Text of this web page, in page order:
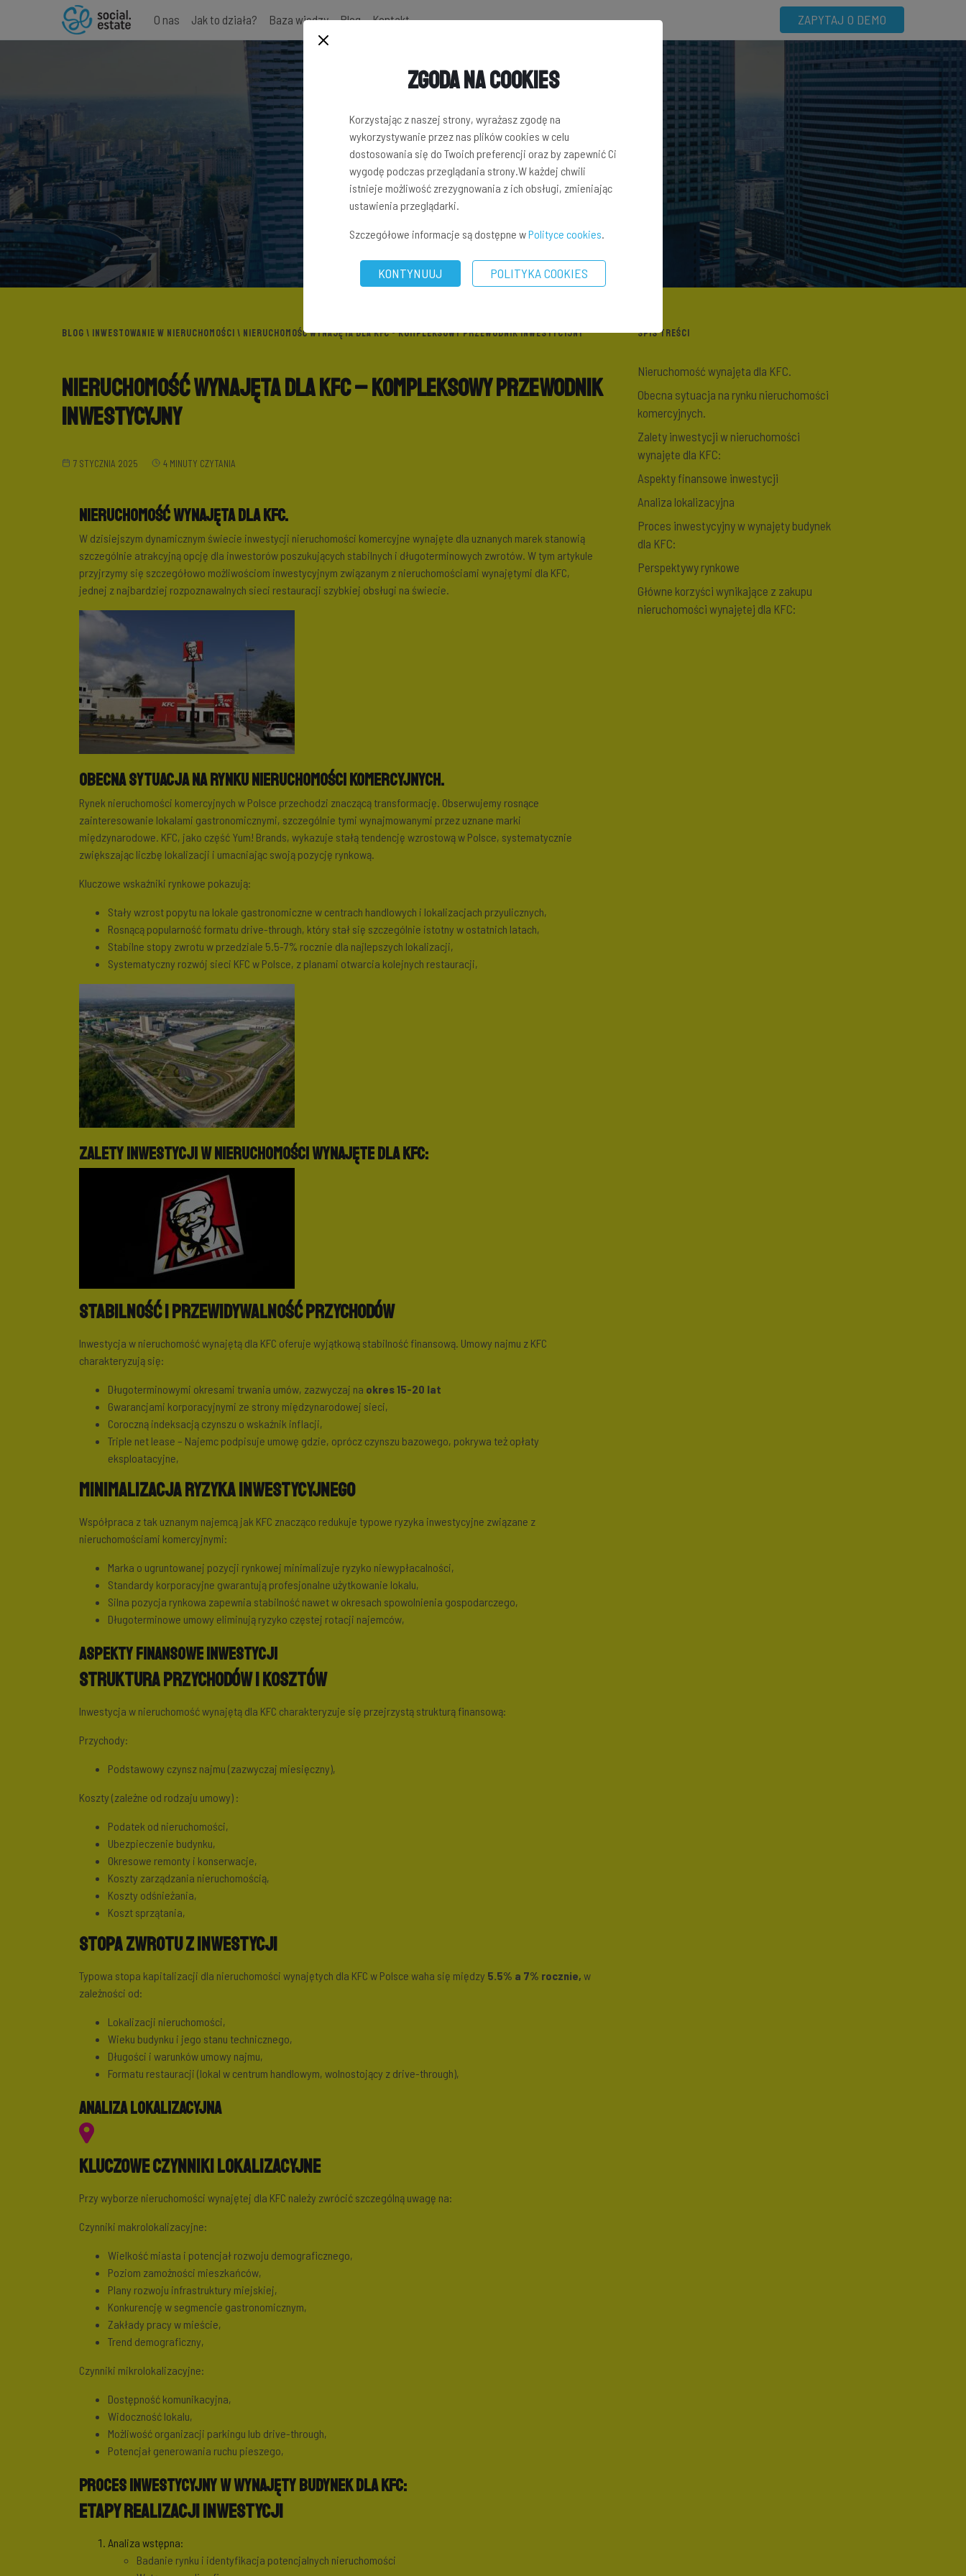
ZAPYTAJ O DEMO
O nas Jak to działa? Baza wiedzy Blog Kontakt
BLOG \ INWESTOWANIE W NIERUCHOMOŚCI \ NIERUCHOMOŚĆ WYNAJĘTA DLA KFC - KOMPLEKSOWY PRZEWODNIK INWESTYCYJNY
Nieruchomość wynajęta dla KFC – Kompleksowy przewodnik
inwestycyjny
7 STYCZNIA 2025 4 MINUTY CZYTANIA
Nieruchomość wynajęta dla KFC.
W dzisiejszym dynamicznym świecie inwestycji nieruchomości komercyjne wynajęte dla uznanych marek stanowią
szczególnie atrakcyjną opcję dla inwestorów poszukujących stabilnych i długoterminowych zwrotów. W tym artykule
przyjrzymy się szczegółowo możliwościom inwestycyjnym związanym z nieruchomościami wynajętymi dla KFC,
jednej z najbardziej rozpoznawalnych sieci restauracji szybkiej obsługi na świecie.
Obecna sytuacja na rynku nieruchomości komercyjnych.
Rynek nieruchomości komercyjnych w Polsce przechodzi znaczącą transformację. Obserwujemy rosnące
zainteresowanie lokalami gastronomicznymi, szczególnie tymi wynajmowanymi przez uznane marki
międzynarodowe. KFC, jako część Yum! Brands, wykazuje stałą tendencję wzrostową w Polsce, systematycznie
zwiększając liczbę lokalizacji i umacniając swoją pozycję rynkową.
Kluczowe wskaźniki rynkowe pokazują:
Stały wzrost popytu na lokale gastronomiczne w centrach handlowych i lokalizacjach przyulicznych,
Rosnącą popularność formatu drive-through, który stał się szczególnie istotny w ostatnich latach,
Stabilne stopy zwrotu w przedziale 5.5-7% rocznie dla najlepszych lokalizacji,
Systematyczny rozwój sieci KFC w Polsce, z planami otwarcia kolejnych restauracji,
Zalety inwestycji w nieruchomości wynajęte dla KFC:
Stabilność i przewidywalność przychodów
Inwestycja w nieruchomość wynajętą dla KFC oferuje wyjątkową stabilność finansową. Umowy najmu z KFC
charakteryzują się:
Długoterminowymi okresami trwania umów, zazwyczaj na okres 15-20 lat
Gwarancjami korporacyjnymi ze strony międzynarodowej sieci,
Coroczną indeksacją czynszu o wskaźnik inflacji,
Triple net lease – Najemc podpisuje umowę gdzie, oprócz czynszu bazowego, pokrywa też opłaty
eksploatacyjne,
Minimalizacja ryzyka inwestycyjnego
Współpraca z tak uznanym najemcą jak KFC znacząco redukuje typowe ryzyka inwestycyjne związane z
nieruchomościami komercyjnymi:
Marka o ugruntowanej pozycji rynkowej minimalizuje ryzyko niewypłacalności,
Standardy korporacyjne gwarantują profesjonalne użytkowanie lokalu,
Silna pozycja rynkowa zapewnia stabilność nawet w okresach spowolnienia gospodarczego,
Długoterminowe umowy eliminują ryzyko częstej rotacji najemców,
Aspekty finansowe inwestycji
Struktura przychodów i kosztów
Inwestycja w nieruchomość wynajętą dla KFC charakteryzuje się przejrzystą strukturą finansową:
Przychody:
Podstawowy czynsz najmu (zazwyczaj miesięczny),
Koszty (zależne od rodzaju umowy) :
Podatek od nieruchomości,
Ubezpieczenie budynku,
Okresowe remonty i konserwacje,
Koszty zarządzania nieruchomością,
Koszty odśnieżania,
Koszt sprzątania,
Stopa zwrotu z inwestycji
Typowa stopa kapitalizacji dla nieruchomości wynajętych dla KFC w Polsce waha się między 5.5% a 7% rocznie, w
zależności od:
Lokalizacji nieruchomości,
Wieku budynku i jego stanu technicznego,
Długości i warunków umowy najmu,
Formatu restauracji (lokal w centrum handlowym, wolnostojący z drive-through),
Analiza lokalizacyjna
Kluczowe czynniki lokalizacyjne
Przy wyborze nieruchomości wynajętej dla KFC należy zwrócić szczególną uwagę na:
Czynniki makrolokalizacyjne:
Wielkość miasta i potencjał rozwoju demograficznego,
Poziom zamożności mieszkańców,
Plany rozwoju infrastruktury miejskiej,
Konkurencję w segmencie gastronomicznym,
Zakłady pracy w mieście,
Trend demograficzny,
Czynniki mikrolokalizacyjne:
Dostępność komunikacyjna,
Widoczność lokalu,
Możliwość organizacji parkingu lub drive-through,
Potencjał generowania ruchu pieszego,
Proces inwestycyjny w wynajęty budynek dla KFC:
Etapy realizacji inwestycji
Analiza wstępna:
Badanie rynku i identyfikacja potencjalnych nieruchomości
SPIS TREŚCI
Nieruchomość wynajęta dla KFC.
Obecna sytuacja na rynku nieruchomości
komercyjnych.
Zalety inwestycji w nieruchomości
wynajęte dla KFC:
Aspekty finansowe inwestycji
Analiza lokalizacyjna
Proces inwestycyjny w wynajęty budynek
dla KFC:
Perspektywy rynkowe
Główne korzyści wynikające z zakupu
nieruchomości wynajętej dla KFC:
Zgoda na Cookies
Korzystając z naszej strony, wyrażasz zgodę na
wykorzystywanie przez nas plików cookies w celu
dostosowania się do Twoich preferencji oraz by zapewnić Ci
wygodę podczas przeglądania strony.W każdej chwili
istnieje możliwość zrezygnowania z ich obsługi, zmieniając
ustawienia przeglądarki.
Szczegółowe informacje są dostępne wPolityce cookies.
KONTYNUUJ POLITYKA COOKIES